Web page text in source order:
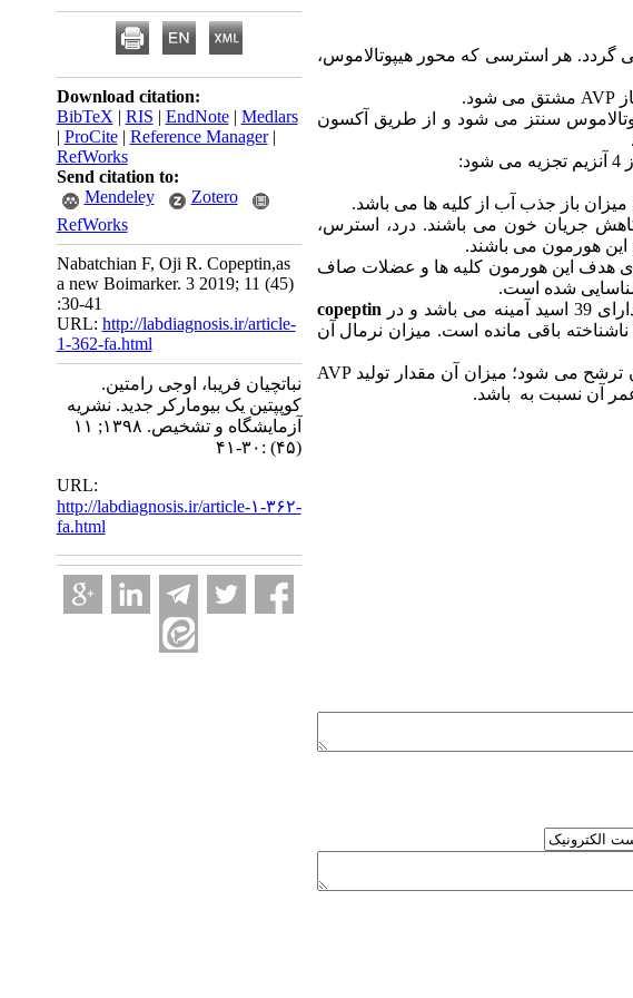
گردد. هر استرسی که محور هیپوتالاموس،
AVP مشتق می شود.
سنتز می شود و از طریق آکسون
باز جذب آب از کلیه ها می باشد.
جریان خون می باشند. درد، استرس،
هورمون می باشند.
هدف این هورمون کلیه ها و عضلات صاف
شده است.
copeptin
باشد و در
ناشناخته باقی مانده است. میزان نرمال آن
AVPترشح می شود؛ میزان آن مقدار تولید
عمر آن نسبت به باشد.
Download citation:
BibTeX | RIS | EndNote| Medlars
| ProCite| Reference Manager|
RefWorks
Send citation to:
Mendeley
Zotero
RefWorks
Nabatchian F, Oji R. Copeptin,as
a new Boimarker. 3 2019; 11 (45)
:30-41
URL: http://labdiagnosis.ir/article-
1-362-fa.html
نباتچیان فریبا، اوجی رامتین.
کوپپتین یک بیومارکر جدید. نشریه
آزمایشگاه و تشخیص. ۱۳۹۸; ۱۱
(۴۵) :۳۰-۴۱
URL:
http://labdiagnosis.ir/article-۱-۳۶۲-
fa.html